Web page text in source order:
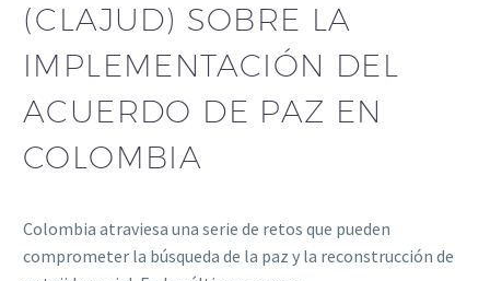
(CLAJUD) SOBRE LA
IMPLEMENTACIÓN DEL
ACUERDO DE PAZ EN
COLOMBIA
Colombia atraviesa una serie de retos que pueden
comprometer la búsqueda de la paz y la reconstrucción de